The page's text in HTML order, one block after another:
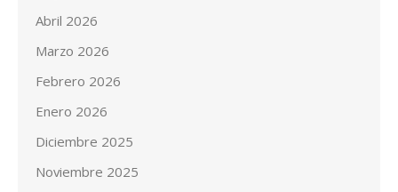
Abril 2026
Marzo 2026
Febrero 2026
Enero 2026
Diciembre 2025
Noviembre 2025